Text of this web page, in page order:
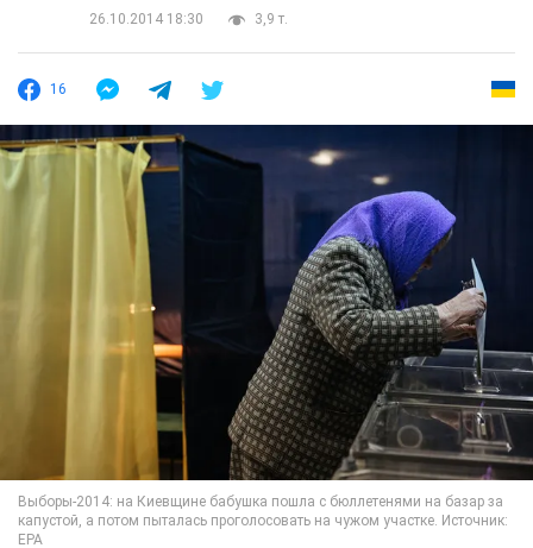
26.10.2014 18:30
3,9 т.
16